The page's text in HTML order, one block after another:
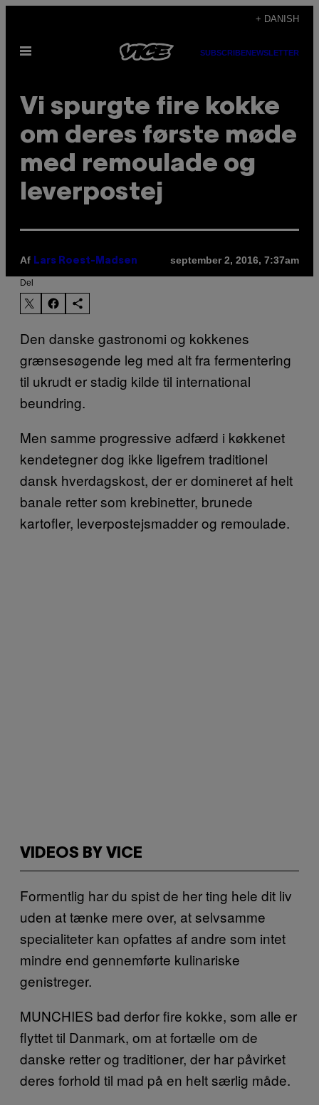
indhold
+ DANISH
Åbn
SUBSCRIBENEWSLETTER
Vi spurgte fire kokke
om deres første møde
med remoulade og
leverpostej
Af Lars Roest-Madsen september 2, 2016, 7:37am
Del
Den danske gastronomi og kokkenes
grænsesøgende leg med alt fra fermentering
til ukrudt er stadig kilde til international
beundring.
Men samme progressive adfærd i køkkenet
kendetegner dog ikke ligefrem traditionel
dansk hverdagskost, der er domineret af helt
banale retter som krebinetter, brunede
kartofler, leverpostejsmadder og remoulade.
VIDEOS BY VICE
Formentlig har du spist de her ting hele dit liv
uden at tænke mere over, at selvsamme
specialiteter kan opfattes af andre som intet
mindre end gennemførte kulinariske
genistreger.
MUNCHIES bad derfor fire kokke, som alle er
flyttet til Danmark, om at fortælle om de
danske retter og traditioner, der har påvirket
deres forhold til mad på en helt særlig måde.